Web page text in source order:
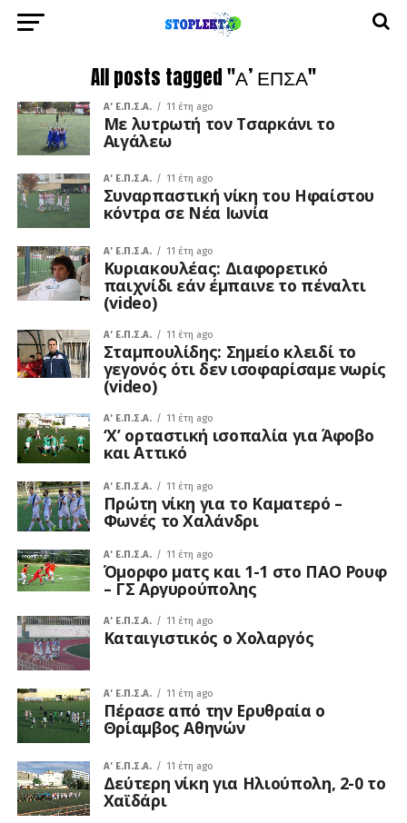
All posts tagged "Α’ ΕΠΣΑ"
A' Ε.Π.Σ.Α. 11 έτη ago
Με λυτρωτή τον Τσαρκάνι το
Αιγάλεω
A' Ε.Π.Σ.Α. 11 έτη ago
Συναρπαστική νίκη του Ηφαίστου
κόντρα σε Νέα Ιωνία
A' Ε.Π.Σ.Α. 11 έτη ago
Κυριακουλέας: Διαφορετικό
παιχνίδι εάν έμπαινε το πέναλτι
(video)
A' Ε.Π.Σ.Α. 11 έτη ago
Σταμπουλίδης: Σημείο κλειδί το
γεγονός ότι δεν ισοφαρίσαμε νωρίς
(video)
A' Ε.Π.Σ.Α. 11 έτη ago
‘Χ’ ορταστική ισοπαλία για Άφοβο
και Αττικό
A' Ε.Π.Σ.Α. 11 έτη ago
Πρώτη νίκη για το Καματερό –
Φωνές το Χαλάνδρι
A' Ε.Π.Σ.Α. 11 έτη ago
Όμορφο ματς και 1-1 στο ΠΑΟ Ρουφ
– ΓΣ Αργυρούπολης
A' Ε.Π.Σ.Α. 11 έτη ago
Καταιγιστικός ο Χολαργός
A' Ε.Π.Σ.Α. 11 έτη ago
Πέρασε από την Ερυθραία ο
Θρίαμβος Αθηνών
A' Ε.Π.Σ.Α. 11 έτη ago
Δεύτερη νίκη για Ηλιούπολη, 2-0 το
Χαϊδάρι